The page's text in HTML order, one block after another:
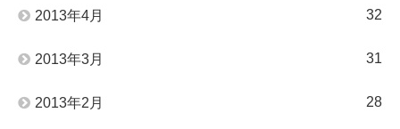
2013年4月 32
2013年3月 31
2013年2月 28